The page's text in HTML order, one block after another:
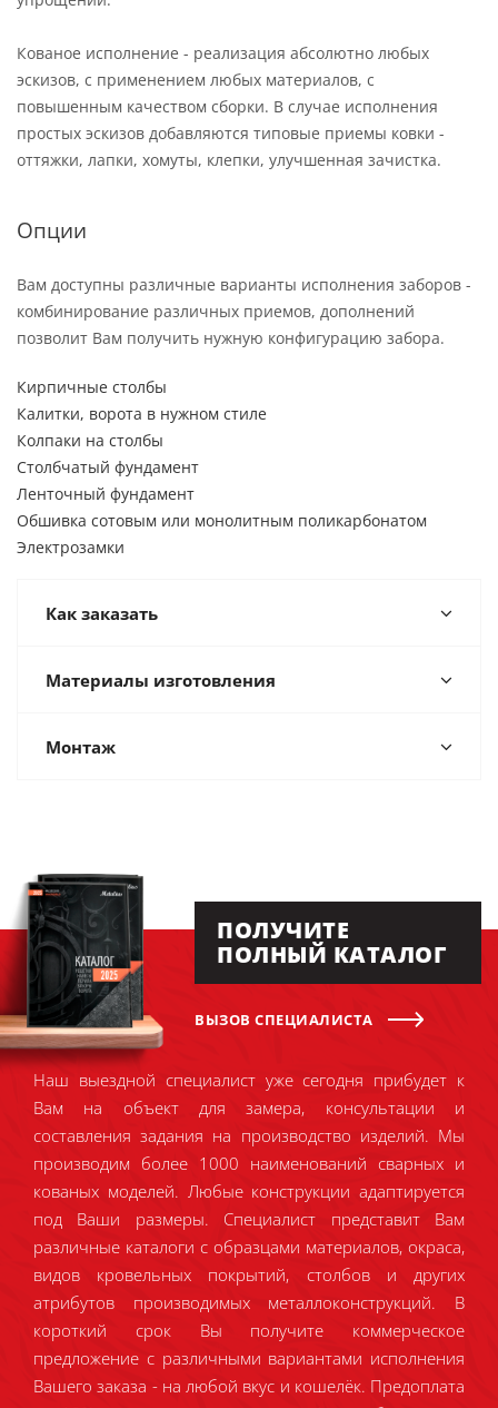
Кованое исполнение - реализация абсолютно любых
эскизов, с применением любых материалов, с
повышенным качеством сборки. В случае исполнения
простых эскизов добавляются типовые приемы ковки -
оттяжки, лапки, хомуты, клепки, улучшенная зачистка.
Опции
Вам доступны различные варианты исполнения заборов -
комбинирование различных приемов, дополнений
позволит Вам получить нужную конфигурацию забора.
Кирпичные столбы
Калитки, ворота в нужном стиле
Колпаки на столбы
Столбчатый фундамент
Ленточный фундамент
Обшивка сотовым или монолитным поликарбонатом
Электрозамки
Как заказать
Материалы изготовления
Монтаж
ПОЛУЧИТЕ
ПОЛНЫЙ КАТАЛОГ
ВЫЗОВ СПЕЦИАЛИСТА
Наш выездной специалист уже сегодня прибудет к
Вам на объект для замера, консультации и
составления задания на производство изделий. Мы
производим более 1000 наименований сварных и
кованых моделей. Любые конструкции адаптируется
под Ваши размеры. Специалист представит Вам
различные каталоги с образцами материалов, окраса,
видов кровельных покрытий, столбов и других
атрибутов производимых металлоконструкций. В
короткий срок Вы получите коммерческое
предложение с различными вариантами исполнения
Вашего заказа - на любой вкус и кошелёк. Предоплата